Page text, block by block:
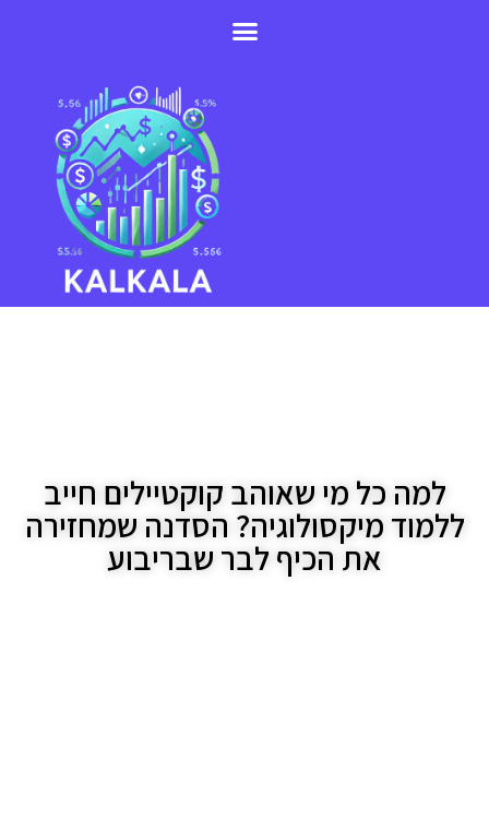
למה כל מי שאוהב קוקטיילים חייב
ללמוד מיקסולוגיה? הסדנה שמחזירה
את הכיף לבר שבריבוע